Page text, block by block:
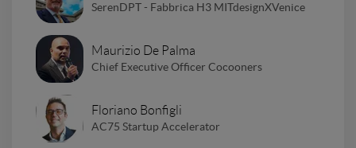
SerenDPT - Fabbrica H3 MITdesignXVenice
Maurizio De Palma
Chief Executive Officer Cocooners
Floriano Bonfigli
AC75 Startup Accelerator